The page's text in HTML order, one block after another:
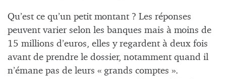
Qu’est ce qu’un petit montant ? Les réponses
peuvent varier selon les banques mais à moins de
15 millions d’euros, elles y regardent à deux fois
avant de prendre le dossier, notamment quand il
n’émane pas de leurs « grands comptes ».